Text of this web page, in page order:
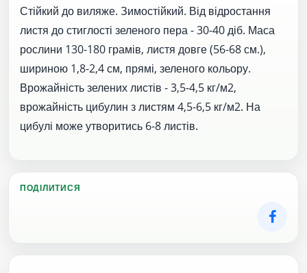
Стійкий до виляже. Зимостійкий. Від відростання
листя до стиглості зеленого пера - 30-40 діб. Маса
рослини 130-180 грамів, листя довге (56-68 см.),
шириною 1,8-2,4 см, прямі, зеленого кольору.
Врожайність зелених листів - 3,5-4,5 кг/м2,
врожайність цибулин з листям 4,5-6,5 кг/м2. На
цибулі може утворитись 6-8 листів.
ПОДІЛИТИСЯ